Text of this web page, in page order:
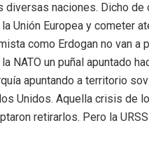
naciones. Dicho de
Unión Europea y cometer
como Erdogan no van a
NATO un puñal apuntado
apuntando a territorio
Unidos. Aquella crisis de
retirarlos. Pero la